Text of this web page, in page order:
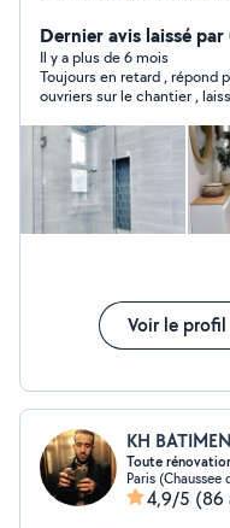
montage de meuble
assurance décennale
Dernier avis laissé
Il y a plus de 6 mois
Toujours en retard , répond
ouvriers sur le chantier ,
travail à moitié ( porte à
manquait du BA 13 et qui
mur cf photo ) le faux
C’est ce qui arrive quand
avec peu ou des mauvais .
repare
Voir le profil
KH
Toute
Paris (Chaussee
4,9/5 (86